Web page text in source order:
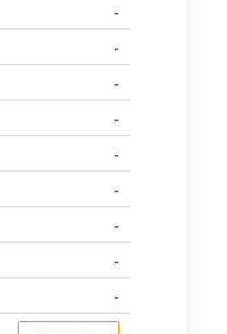
-
-
-
-
-
-
-
-
-